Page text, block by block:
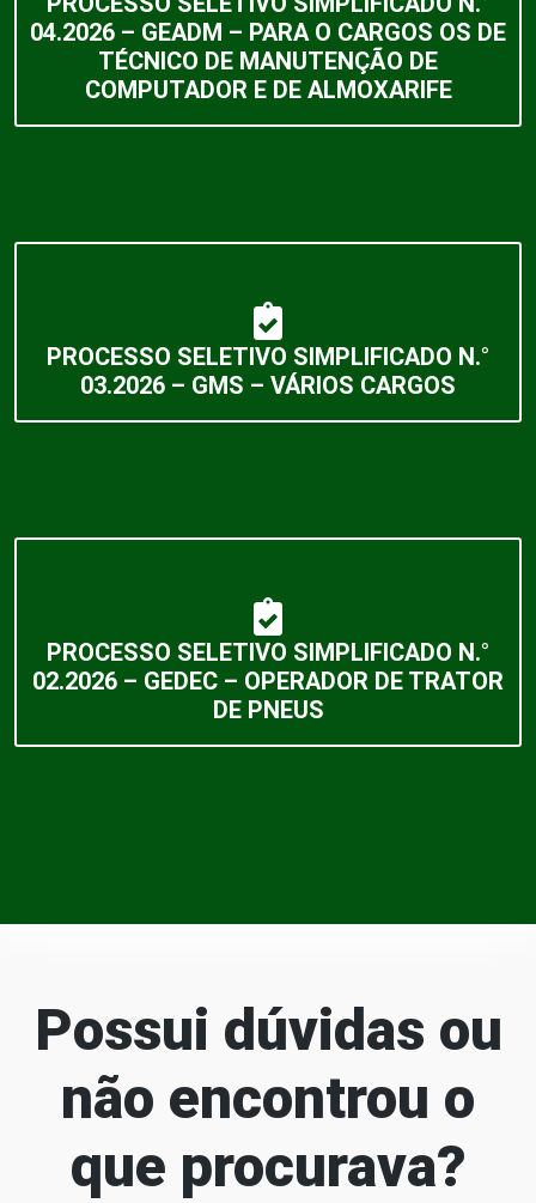
04.2026 – GEADM – PARA O CARGOS OS DE
TÉCNICO DE MANUTENÇÃO DE
COMPUTADOR E DE ALMOXARIFE
PROCESSO SELETIVO SIMPLIFICADO N.°
03.2026 – GMS – VÁRIOS CARGOS
PROCESSO SELETIVO SIMPLIFICADO N.°
02.2026 – GEDEC – OPERADOR DE TRATOR
DE PNEUS
Possui dúvidas ou
não encontrou o
que procurava?